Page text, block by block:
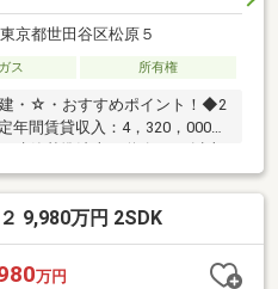
東京都世田谷区松原５
ス 所有権
・☆・おすすめポイント！◆2
年間賃貸収入：4，320，000円
できません詳しくは営業スタ
ーコール：0120-098-811≫に
るご質問・ご要望等ございま
さい。ご連絡を心よりお待ち
9,980万円 2SDK
万円